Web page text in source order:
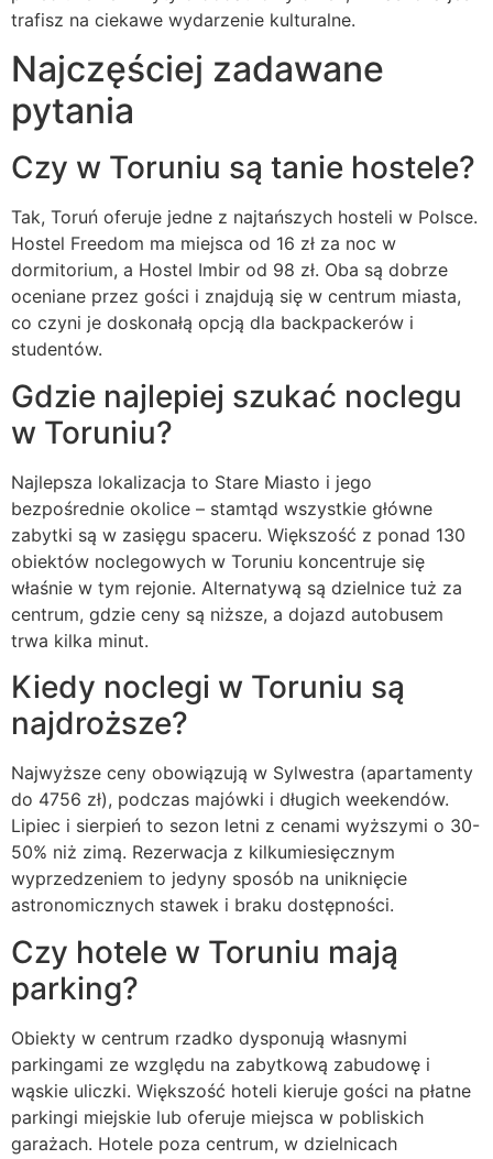
trafisz na ciekawe wydarzenie kulturalne.
Najczęściej zadawane
pytania
Czy w Toruniu są tanie hostele?
Tak, Toruń oferuje jedne z najtańszych hosteli w Polsce.
Hostel Freedom ma miejsca od 16 zł za noc w
dormitorium, a Hostel Imbir od 98 zł. Oba są dobrze
oceniane przez gości i znajdują się w centrum miasta,
co czyni je doskonałą opcją dla backpackerów i
studentów.
Gdzie najlepiej szukać noclegu
w Toruniu?
Najlepsza lokalizacja to Stare Miasto i jego
bezpośrednie okolice – stamtąd wszystkie główne
zabytki są w zasięgu spaceru. Większość z ponad 130
obiektów noclegowych w Toruniu koncentruje się
właśnie w tym rejonie. Alternatywą są dzielnice tuż za
centrum, gdzie ceny są niższe, a dojazd autobusem
trwa kilka minut.
Kiedy noclegi w Toruniu są
najdroższe?
Najwyższe ceny obowiązują w Sylwestra (apartamenty
do 4756 zł), podczas majówki i długich weekendów.
Lipiec i sierpień to sezon letni z cenami wyższymi o 30-
50% niż zimą. Rezerwacja z kilkumiesięcznym
wyprzedzeniem to jedyny sposób na uniknięcie
astronomicznych stawek i braku dostępności.
Czy hotele w Toruniu mają
parking?
Obiekty w centrum rzadko dysponują własnymi
parkingami ze względu na zabytkową zabudowę i
wąskie uliczki. Większość hoteli kieruje gości na płatne
parkingi miejskie lub oferuje miejsca w pobliskich
garażach. Hotele poza centrum, w dzielnicach